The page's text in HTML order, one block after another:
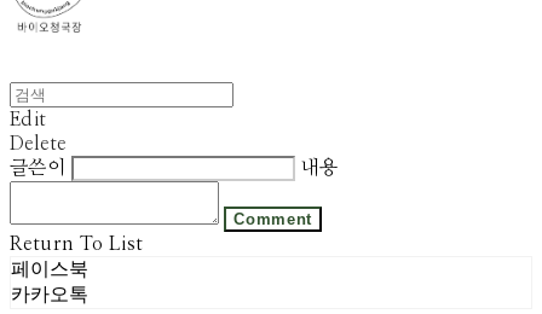
Edit
Delete
글쓴이
내용
Comment
Return To List
페이스북
카카오톡